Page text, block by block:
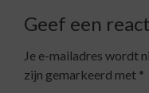
Geef een
Je e-mailadres wordt
zijn gemarkeerd met *